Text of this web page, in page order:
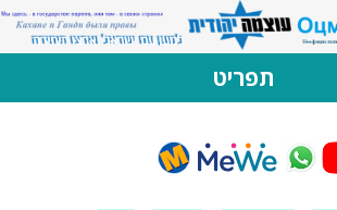
יהודיתתפריט